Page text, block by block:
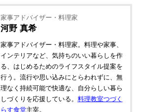
家事アドバイザー・料理家
河野 真希
家事アドバイザー・料理家。料理や家事、
インテリアなど、気持ちのいい暮らしを作
る、はじめるためのライフスタイル提案を
行う。流行や思い込みにとらわれずに、無
理なく持続可能で快適な、自分らしい暮ら
しづくりを応援している。 料理教室つづく
らす食堂主宰。